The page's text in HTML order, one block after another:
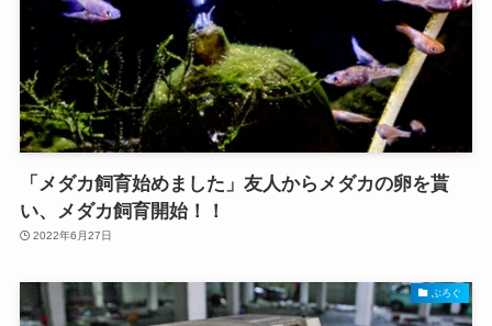
「メダカ飼育始めました」友人からメダカの卵を貰
い、メダカ飼育開始！！
2022年6月27日
ぶろぐ